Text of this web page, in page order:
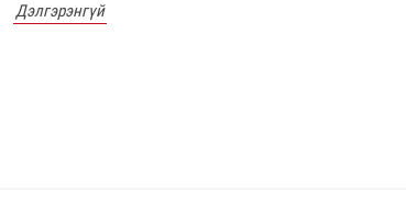
Дэлгэрэнгүй